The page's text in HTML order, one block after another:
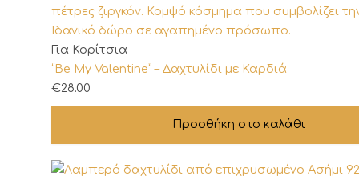
επιλογές
μπορούν
να
επιλεγούν
στη
Για Κορίτσια
“Be My Valentine” – Δαχτυλίδι με Καρδιά
€28.00
Προσθήκη στο καλάθι